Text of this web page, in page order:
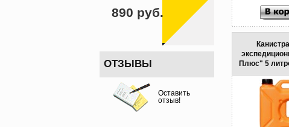
890 руб.
ОТЗЫВЫ
Оставить
отзыв!
Плюс" 5